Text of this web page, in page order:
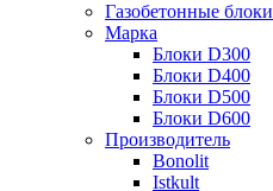
Газобетонные блоки
Марка
Блоки D300
Блоки D400
Блоки D500
Блоки D600
Производитель
Bonolit
Istkult